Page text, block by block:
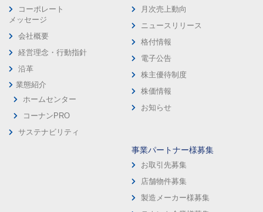
コーポレート
メッセージ
会社概要
経営理念・行動指針
沿革
業態紹介
ホームセンター
コーナンPRO
サステナビリティ
月次売上動向
ニュースリリース
格付情報
電子公告
株主優待制度
株価情報
お知らせ
事業パートナー様募集
お取引先募集
店舗物件募集
製造メーカー様募集